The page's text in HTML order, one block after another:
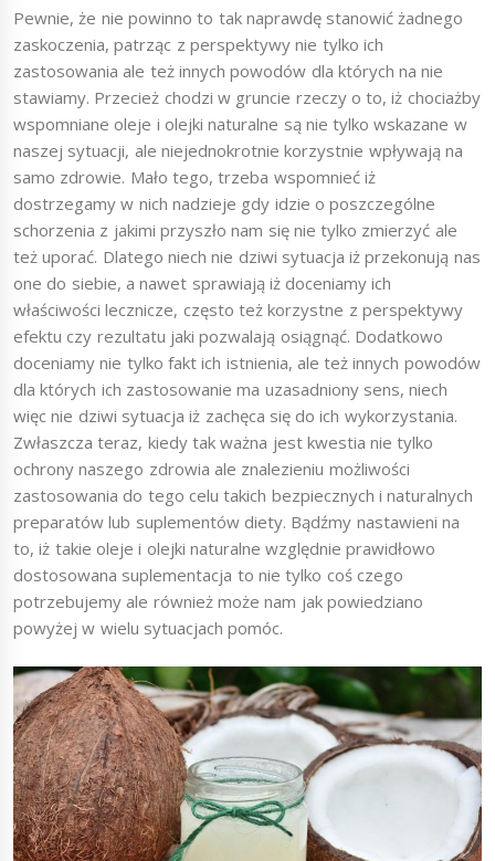
Pewnie, że nie powinno to tak naprawdę stanowić żadnego
zaskoczenia, patrząc z perspektywy nie tylko ich
zastosowania ale też innych powodów dla których na nie
stawiamy. Przecież chodzi w gruncie rzeczy o to, iż chociażby
wspomniane oleje i olejki naturalne są nie tylko wskazane w
naszej sytuacji, ale niejednokrotnie korzystnie wpływają na
samo zdrowie. Mało tego, trzeba wspomnieć iż
dostrzegamy w nich nadzieje gdy idzie o poszczególne
schorzenia z jakimi przyszło nam się nie tylko zmierzyć ale
też uporać. Dlatego niech nie dziwi sytuacja iż przekonują nas
one do siebie, a nawet sprawiają iż doceniamy ich
właściwości lecznicze, często też korzystne z perspektywy
efektu czy rezultatu jaki pozwalają osiągnąć. Dodatkowo
doceniamy nie tylko fakt ich istnienia, ale też innych powodów
dla których ich zastosowanie ma uzasadniony sens, niech
więc nie dziwi sytuacja iż zachęca się do ich wykorzystania.
Zwłaszcza teraz, kiedy tak ważna jest kwestia nie tylko
ochrony naszego zdrowia ale znalezieniu możliwości
zastosowania do tego celu takich bezpiecznych i naturalnych
preparatów lub suplementów diety. Bądźmy nastawieni na
to, iż takie oleje i olejki naturalne względnie prawidłowo
dostosowana suplementacja to nie tylko coś czego
potrzebujemy ale również może nam jak powiedziano
powyżej w wielu sytuacjach pomóc.